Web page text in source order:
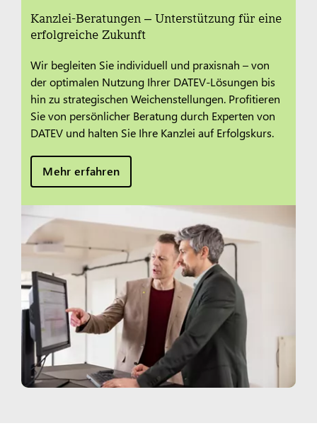
Kanzlei-Beratungen ‒ Unterstützung für eine
erfolgreiche Zukunft
Wir begleiten Sie individuell und praxisnah – von
der optimalen Nutzung Ihrer DATEV-Lösungen bis
hin zu strategischen Weichenstellungen. Profitieren
Sie von persönlicher Beratung durch Experten von
DATEV und halten Sie Ihre Kanzlei auf Erfolgskurs.
Mehr erfahren